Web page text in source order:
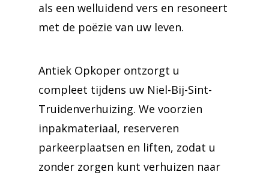
als een welluidend vers en resoneert
met de poëzie van uw leven.
Antiek Opkoper ontzorgt u
compleet tijdens uw Niel-Bij-Sint-
Truidenverhuizing. We voorzien
inpakmateriaal, reserveren
parkeerplaatsen en liften, zodat u
zonder zorgen kunt verhuizen naar